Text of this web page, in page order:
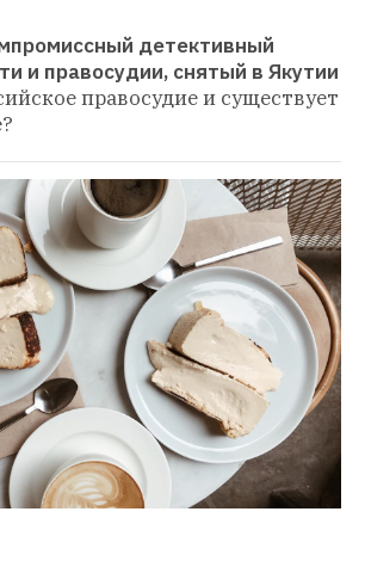
детективный
и правосудии, снятый в Якутии
правосудие и существует